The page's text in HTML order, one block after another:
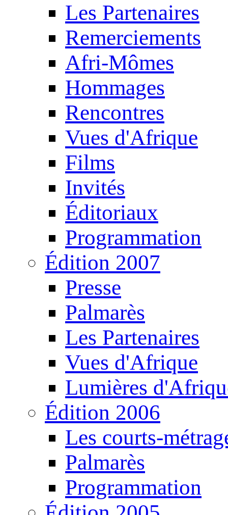
Les Partenaires
Remerciements
Afri-Mômes
Hommages
Rencontres
Vues d'Afrique
Films
Invités
Éditoriaux
Programmation
Édition 2007
Presse
Palmarès
Les Partenaires
Vues d'Afrique
Lumières
Édition 2006
Les courts-
Palmarès
Programmation